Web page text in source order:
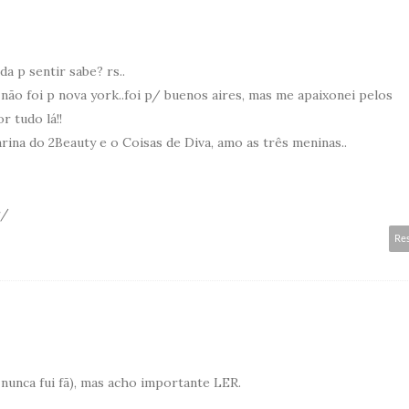
p sentir sabe? rs..
foi p nova york..foi p/ buenos aires, mas me apaixonei pelos
tudo lá!!
do 2Beauty e o Coisas de Diva, amo as três meninas..
fui fã), mas acho importante LER.